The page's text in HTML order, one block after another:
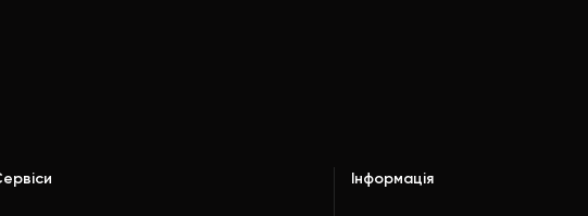
Інформація